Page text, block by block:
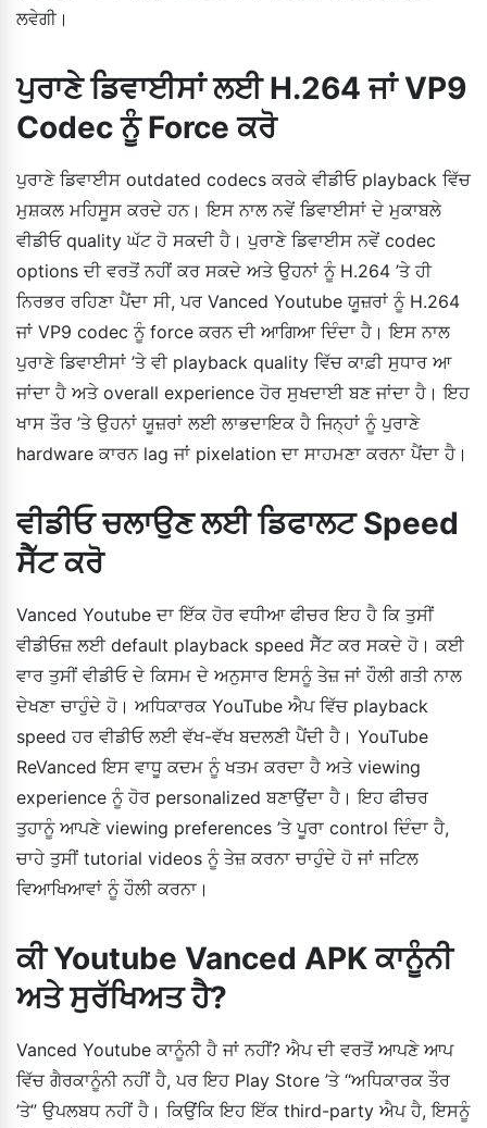
ਲਵੇਗੀ।
ਪੁਰਾਣੇ ਡਿਵਾਈਸਾਂ ਲਈ H.264 ਜਾਂ VP9
Codec ਨੂੰ Force ਕਰੋ
ਪੁਰਾਣੇ ਡਿਵਾਈਸ outdated codecs ਕਰਕੇ ਵੀਡੀਓ playback ਵਿੱਚ
ਮੁਸ਼ਕਲ ਮਹਿਸੂਸ ਕਰਦੇ ਹਨ। ਇਸ ਨਾਲ ਨਵੇਂ ਡਿਵਾਈਸਾਂ ਦੇ ਮੁਕਾਬਲੇ
ਵੀਡੀਓ quality ਘੱਟ ਹੋ ਸਕਦੀ ਹੈ। ਪੁਰਾਣੇ ਡਿਵਾਈਸ ਨਵੇਂ codec
options ਦੀ ਵਰਤੋਂ ਨਹੀਂ ਕਰ ਸਕਦੇ ਅਤੇ ਉਹਨਾਂ ਨੂੰ H.264 ’ਤੇ ਹੀ
ਨਿਰਭਰ ਰਹਿਣਾ ਪੈਂਦਾ ਸੀ, ਪਰ Vanced Youtube ਯੂਜ਼ਰਾਂ ਨੂੰ H.264
ਜਾਂ VP9 codec ਨੂੰ force ਕਰਨ ਦੀ ਆਗਿਆ ਦਿੰਦਾ ਹੈ। ਇਸ ਨਾਲ
ਪੁਰਾਣੇ ਡਿਵਾਈਸਾਂ ’ਤੇ ਵੀ playback quality ਵਿੱਚ ਕਾਫ਼ੀ ਸੁਧਾਰ ਆ
ਜਾਂਦਾ ਹੈ ਅਤੇ overall experience ਹੋਰ ਸੁਖਦਾਈ ਬਣ ਜਾਂਦਾ ਹੈ। ਇਹ
ਖਾਸ ਤੌਰ ’ਤੇ ਉਹਨਾਂ ਯੂਜ਼ਰਾਂ ਲਈ ਲਾਭਦਾਇਕ ਹੈ ਜਿਨ੍ਹਾਂ ਨੂੰ ਪੁਰਾਣੇ
hardware ਕਾਰਨ lag ਜਾਂ pixelation ਦਾ ਸਾਹਮਣਾ ਕਰਨਾ ਪੈਂਦਾ ਹੈ।
ਵੀਡੀਓ ਚਲਾਉਣ ਲਈ ਡਿਫਾਲਟ Speed
ਸੈੱਟ ਕਰੋ
Vanced Youtube ਦਾ ਇੱਕ ਹੋਰ ਵਧੀਆ ਫੀਚਰ ਇਹ ਹੈ ਕਿ ਤੁਸੀਂ
ਵੀਡੀਓਜ਼ ਲਈ default playback speed ਸੈੱਟ ਕਰ ਸਕਦੇ ਹੋ। ਕਈ
ਵਾਰ ਤੁਸੀਂ ਵੀਡੀਓ ਦੇ ਕਿਸਮ ਦੇ ਅਨੁਸਾਰ ਇਸਨੂੰ ਤੇਜ਼ ਜਾਂ ਹੌਲੀ ਗਤੀ ਨਾਲ
ਦੇਖਣਾ ਚਾਹੁੰਦੇ ਹੋ। ਅਧਿਕਾਰਕ YouTube ਐਪ ਵਿੱਚ playback
speed ਹਰ ਵੀਡੀਓ ਲਈ ਵੱਖ-ਵੱਖ ਬਦਲਣੀ ਪੈਂਦੀ ਹੈ। YouTube
ReVanced ਇਸ ਵਾਧੂ ਕਦਮ ਨੂੰ ਖਤਮ ਕਰਦਾ ਹੈ ਅਤੇ viewing
experience ਨੂੰ ਹੋਰ personalized ਬਣਾਉਂਦਾ ਹੈ। ਇਹ ਫੀਚਰ
ਤੁਹਾਨੂੰ ਆਪਣੇ viewing preferences ’ਤੇ ਪੂਰਾ control ਦਿੰਦਾ ਹੈ,
ਚਾਹੇ ਤੁਸੀਂ tutorial videos ਨੂੰ ਤੇਜ਼ ਕਰਨਾ ਚਾਹੁੰਦੇ ਹੋ ਜਾਂ ਜਟਿਲ
ਵਿਆਖਿਆਵਾਂ ਨੂੰ ਹੌਲੀ ਕਰਨਾ।
ਕੀ Youtube Vanced APK ਕਾਨੂੰਨੀ
ਅਤੇ ਸੁਰੱਖਿਅਤ ਹੈ?
Vanced Youtube ਕਾਨੂੰਨੀ ਹੈ ਜਾਂ ਨਹੀਂ? ਐਪ ਦੀ ਵਰਤੋਂ ਆਪਣੇ ਆਪ
ਵਿੱਚ ਗੈਰਕਾਨੂੰਨੀ ਨਹੀਂ ਹੈ, ਪਰ ਇਹ Play Store ’ਤੇ “ਅਧਿਕਾਰਕ ਤੌਰ
’ਤੇ” ਉਪਲਬਧ ਨਹੀਂ ਹੈ। ਕਿਉਂਕਿ ਇਹ ਇੱਕ third-party ਐਪ ਹੈ, ਇਸਨੂੰ